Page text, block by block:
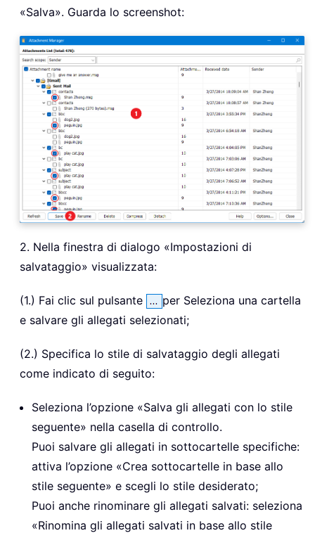
«Salva». Guarda lo screenshot:
2. Nella finestra di dialogo «Impostazioni di
salvataggio» visualizzata:
(1.) Fai clic sul pulsante
per Seleziona una cartella
e salvare gli allegati selezionati;
(2.) Specifica lo stile di salvataggio degli allegati
come indicato di seguito:
Seleziona l’opzione «Salva gli allegati con lo stile
seguente» nella casella di controllo.
Puoi salvare gli allegati in sottocartelle specifiche:
attiva l’opzione «Crea sottocartelle in base allo
stile seguente» e scegli lo stile desiderato;
Puoi anche rinominare gli allegati salvati: seleziona
«Rinomina gli allegati salvati in base allo stile